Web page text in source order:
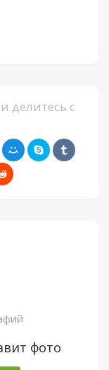
делитесь с
фото